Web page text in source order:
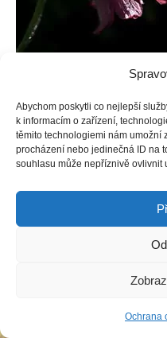
Abychom poskytli co nejlepší
k informacím o zařízení,
těmito technologiemi nám umožní
procházení nebo jedinečná ID na
souhlasu může nepříznivě ovlivnit
Ochrana
Copyright © Weiron